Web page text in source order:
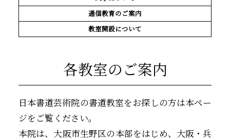
通信教育のご案内
教室開設について
各教室のご案内
日本書道芸術院の書道教室をお探しの方は本ペー
ジをご覧ください。
本院は、大阪市生野区の本部をはじめ、大阪・兵